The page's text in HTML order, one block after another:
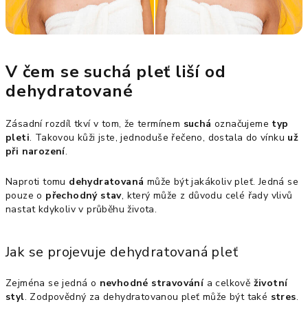
V čem se suchá pleť liší od
dehydratované
Zásadní rozdíl tkví v tom, že termínem sucháoznačujeme typ
pleti. Takovou kůži jste, jednoduše řečeno, dostala do vínku už
při narození.
Naproti tomu dehydratovaná může být jakákoliv pleť. Jedná se
pouze o přechodný stav, který může z důvodu celé řady vlivů
nastat kdykoliv v průběhu života.
Jak se projevuje dehydratovaná pleť
Zejména se jedná o nevhodné stravovánía celkově životní
styl. Zodpovědný za dehydratovanou pleť může být také stres.